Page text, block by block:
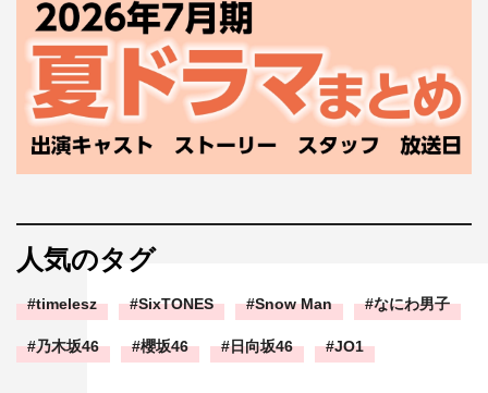
人気のタグ
timelesz SixTONES Snow Man なにわ男子
乃木坂46 櫻坂46 日向坂46 JO1